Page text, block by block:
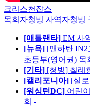
크리스천잡스
목회자청빙 사역자청빙
[애틀랜타] EM 사
[뉴욕] [맨하탄
초등부(영어권) 목
[기타] [청빙] 칠레
[캘리포니아] [실
[워싱턴DC] 어린
회 -